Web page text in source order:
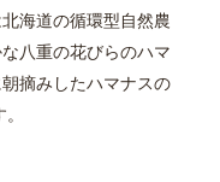
海道の循環型自然農
八重の花びらのハマ
摘みしたハマナスの